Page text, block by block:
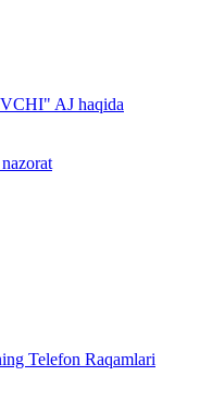
AJ haqida
Telefon Raqamlari